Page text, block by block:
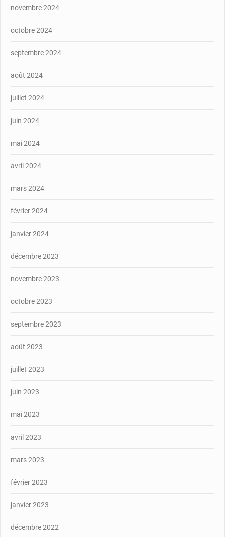
novembre 2024
octobre 2024
septembre 2024
août 2024
juillet 2024
juin 2024
mai 2024
avril 2024
mars 2024
février 2024
janvier 2024
décembre 2023
novembre 2023
octobre 2023
septembre 2023
août 2023
juillet 2023
juin 2023
mai 2023
avril 2023
mars 2023
février 2023
janvier 2023
décembre 2022